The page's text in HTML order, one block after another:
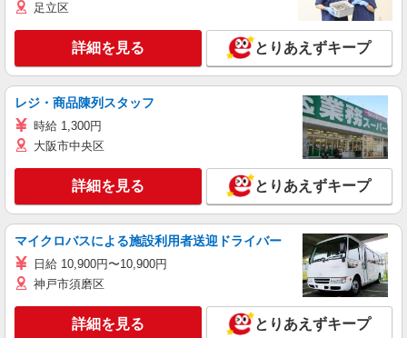
足立区
詳細を見る とりあえずキープ
レジ・商品陳列スタッフ
時給 1,300円
大阪市中央区
詳細を見る とりあえずキープ
マイクロバスによる施設利用者送迎ドライバー
日給 10,900円〜10,900円
神戸市須磨区
詳細を見る とりあえずキープ